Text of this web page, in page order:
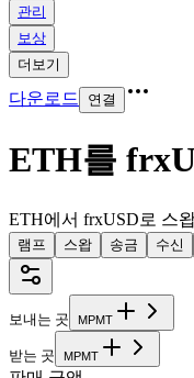
관리
보상
더보기
다운로드 연결
ETH를
ETH에서 frxUSD로 스
램프 스왑 송금 수신
보내는 곳 MPMT
받는 곳 MPMT